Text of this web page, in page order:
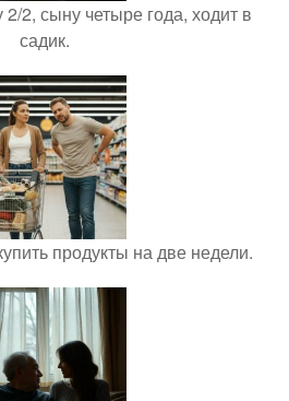
2, сыну четыре года, ходит в
садик.
продукты на две недели.